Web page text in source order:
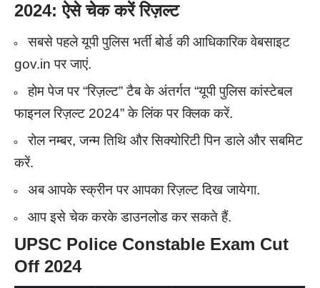
2024: ऐसे चेक करें रिज़ल्ट
सबसे पहले यूपी पुलिस भर्ती बोर्ड की आधिकारिक वेबसाइट
gov.in पर जाएं.
होम पेज पर “रिज़ल्ट” टैब के अंतर्गत “यूपी पुलिस कांस्टेबल
फाइनल रिज़ल्ट 2024” के लिंक पर क्लिक करें.
रोल नम्बर, जन्म तिथि और सिक्योरिटी पिन डाले और सबमिट
करें.
अब आपके स्क्रीन पर आपका रिज़ल्ट दिख जायेगा.
आप इसे चेक करके डाउनलोड कर सकते हैं.
UPSC Police Constable Exam Cut
Off 2024